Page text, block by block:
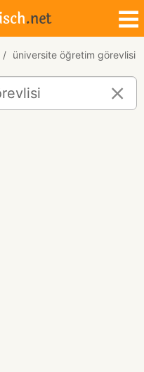
üniversite öğretim görevlisi